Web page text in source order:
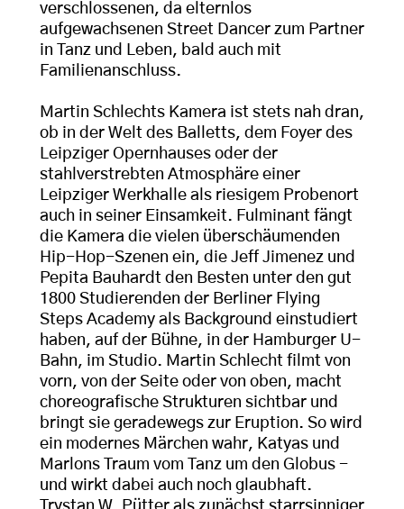
verschlossenen, da elternlos
aufgewachsenen Street Dancer zum Partner
in Tanz und Leben, bald auch mit
Familienanschluss.
Martin Schlechts Kamera ist stets nah dran,
ob in der Welt des Balletts, dem Foyer des
Leipziger Opernhauses oder der
stahlverstrebten Atmosphäre einer
Leipziger Werkhalle als riesigem Probenort
auch in seiner Einsamkeit. Fulminant fängt
die Kamera die vielen überschäumenden
Hip-Hop-Szenen ein, die Jeff Jimenez und
Pepita Bauhardt den Besten unter den gut
1800 Studierenden der Berliner Flying
Steps Academy als Background einstudiert
haben, auf der Bühne, in der Hamburger U-
Bahn, im Studio. Martin Schlecht filmt von
vorn, von der Seite oder von oben, macht
choreografische Strukturen sichtbar und
bringt sie geradewegs zur Eruption. So wird
ein modernes Märchen wahr, Katyas und
Marlons Traum vom Tanz um den Globus -
und wirkt dabei auch noch glaubhaft.